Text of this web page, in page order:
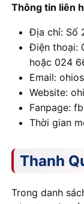
Thông tin liên
Địa chỉ: Số
Điện thoại:
hoặc 024
Email:
Website:
Fanpage:
Thời gian
Thanh
Trong danh